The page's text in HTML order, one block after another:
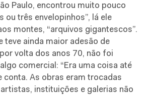
Paulo, encontrou muito pouco
ou três envelopinhos”, lá ele
montes, “arquivos gigantescos”.
teve ainda maior adesão de
volta dos anos 70, não foi
comercial: “Era uma coisa até
conta. As obras eram trocadas
instituições e galerias não